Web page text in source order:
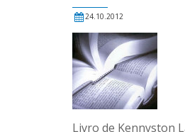
24.10.2012
Livro de Kennyston